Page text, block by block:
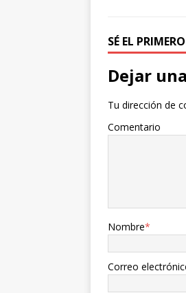
SÉ EL
Dejar
Tu dirección de
Comentario
Nombre*
Correo